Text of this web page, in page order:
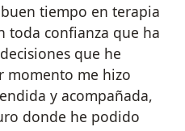
tiempo en terapia
toda confianza que ha
que he
momento me hizo
y acompañada,
donde he podido